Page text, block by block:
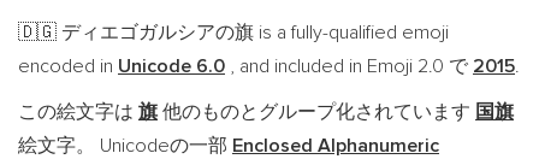
🇩🇬 ディエゴガルシアの旗 is a fully-qualified emoji
encoded in Unicode 6.0 , and included in Emoji 2.0 で 2015.
この絵文字は 旗 他のものとグループ化されています 国旗
絵文字。 Unicodeの一部 Enclosed Alphanumeric